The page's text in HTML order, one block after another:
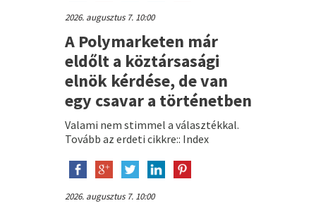
2026. augusztus 7. 10:00
A Polymarketen már
eldőlt a köztársasági
elnök kérdése, de van
egy csavar a történetben
Valami nem stimmel a választékkal.
Tovább az erdeti cikkre:: Index
2026. augusztus 7. 10:00